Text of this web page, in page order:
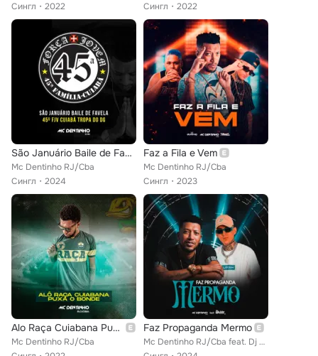
Сингл
2022
Сингл
2022
São Januário Baile de Favela 45º Fjv Cuiabá Tropa do Dg
Mc Dentinho RJ/Cba
Сингл
2024
Faz a Fila e Vem
Mc Dentinho RJ/Cba
Сингл
2023
Alo Raça Cuiabana Puxa o Bonde
Mc Dentinho RJ/Cba
Faz Propaganda Mermo
Mc Dentinho RJ/Cba feat. Dj Gabbe